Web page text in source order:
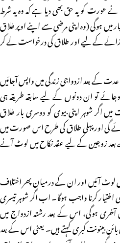
عورت کو یہ حق بھی دیا ہے کہ وہ یہ شرط
ہوگی (وہ اپنی مرضی سے اپنے اوپر طلاق
ازالے کے لیے اور طلاق کی درخواست لے کر
کے بعد ازدواجی زندگی میں واپس آجائیں
تو ان دونوں کے لیے سابقہ طریقہ ہی
اگر شوہر اپنی بیوی کو دوسری بار طلاق
گی اور پہلی طلاق کی طرح اس صورت میں
زوجین کے لیے عقد نکاح میں لوٹ آنے
لوٹ آئیں اور ان کے درمیان پھر اختلاف
اختیار کرنا واجب ہوگا۔ اب اگر شوہر تیسری
آخری ہوگی، اس کے بعد رشتہ ازدواج میں
بینونت کبری کہتے ہیں۔ یعنی اس کے بعد